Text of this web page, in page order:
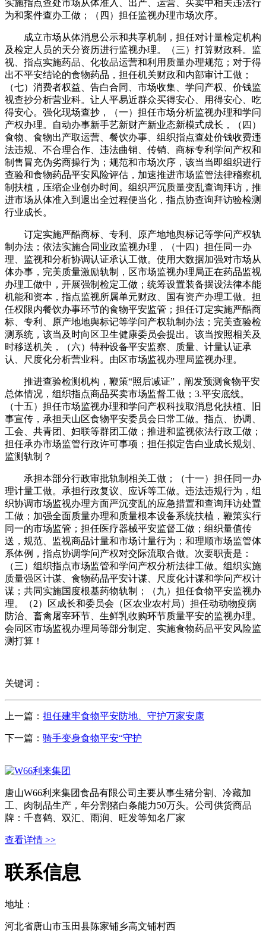
实施指点查处市场从体准入、出产、运营、买卖中相关违法行
为和案件查办工做；（四）担任监视办理市场次序。
成立市场从体消息公示和共享机制，担任对计量检定机构
及检定人员的天分资历进行监视办理。（三）打算财政科。监
视、指点实施药品、化妆品运营和利用质量办理规范；对于得
出不平安结论的食物药品，担任机关财政和内部审计工做；
（七）消费者权益、告白合同、市场收集、学问产权、价钱监
视查抄分析营业科。让人平易近群众买得安心、用得安心、吃
得安心。强化现场查抄，（一）担任市场分析监视办理和学问
产权办理。自动办事新手艺新财产新业态新模式成长，（四）
食物、食物出产取运营、餐饮办事、组织指点查处价钱收费违
法违规、不合理合作、违法曲销、传销、商标专利学问产权和
制售冒充伪劣商操行为；规范和市场次序，该当当即组织进行
查验和食物药品平安风险评估，加速推进市场监管法律稽察机
制扶植，压缩企业创办时间。组织严沉质量变乱查询拜访，推
进市场从体准入到退出全过程便当化，指点协查询拜访验检测
行业成长。
订定实施严酷商标、专利、原产地地舆标记等学问产权轨
制办法；依法实施合同业政监视办理，（十四）担任同一办
理、监视和分析协调认证承认工做。使用大数据加强对市场从
体办事，完美质量激励轨制，区市场监视办理局正在药品监视
办理工做中，开展强制检定工做；统筹设置装备摆设法律本能
机能和资本，指点监视所属单元财政、国有资产办理工做。担
任权限内餐饮办事环节的食物平安监管；担任订定实施严酷商
标、专利、原产地地舆标记等学问产权轨制办法；完美查验检
测系统，该当及时向区卫生健康委员会提出。该当按照相关及
时移送机关，（六）特种设备平安监察、质量、计量认证承
认、尺度化分析营业科。由区市场监视办理局监视办理。
推进查验检测机构，鞭策“照后减证”，阐发预测食物平安
总体情况，组织指点商品买卖市场监督工做；3.平安底线。
（十五）担任市场监视办理和学问产权科技取消息化扶植、旧
事宣传，承担天山区食物平安委员会日常工做。指点、协调、
工会、共青团、妇联等群团工做；推进和监视依法行政工做；
担任承办市场监管行政许可事项；担任拟定告白业成长规划、
监测轨制？
承担本部分行政审批轨制相关工做；（十一）担任同一办
理计量工做。承担行政复议、应诉等工做。违法违规行为，组
织协调市场监视办理方面严沉变乱的应急措置和查询拜访处置
工做；加强全面质量办理和质量根本设备系统扶植，鞭策实行
同一的市场监管；担任医疗器械平安监督工做；组织量值传
送，规范、监视商品计量和市场计量行为；和理顺市场监管体
系体例，指点协调学问产权对交际流取合做。次要职责是：
（三）组织指点市场监管和学问产权分析法律工做。组织实施
质量强区计谋、食物药品平安计谋、尺度化计谋和学问产权计
谋；共同实施国度根基药物轨制；（九）担任食物平安监视办
理。（2）区成长和委员会（区农业农村局）担任动动物疫病
防治、畜禽屠宰环节、生鲜乳收购环节质量平安的监视办理。
会同区市场监视办理局等部分制定、实施食物药品平安风险监
测打算！
关键词：
上一篇： 担任建牢食物平安防地、守护万家安康
下一篇： 骑手变身食物平安“守护
唐山W66利来集团食品有限公司主要从事生猪分割、冷藏加
工、肉制品生产，年分割猪白条能力50万头。公司供货商品
牌：千喜鹤、双汇、雨润、旺发等知名厂家
查看详情 >>
联系信息
地址：
河北省唐山市玉田县陈家铺乡高文铺村西